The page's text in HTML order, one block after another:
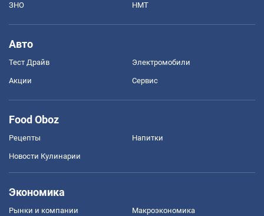
ЗНО НМТ
Авто
Тест Драйв Электромобили
Акции Сервис
Food Oboz
Рецепты Напитки
Новости Кулинарии
Экономика
Рынки и компании Mакроэкономика